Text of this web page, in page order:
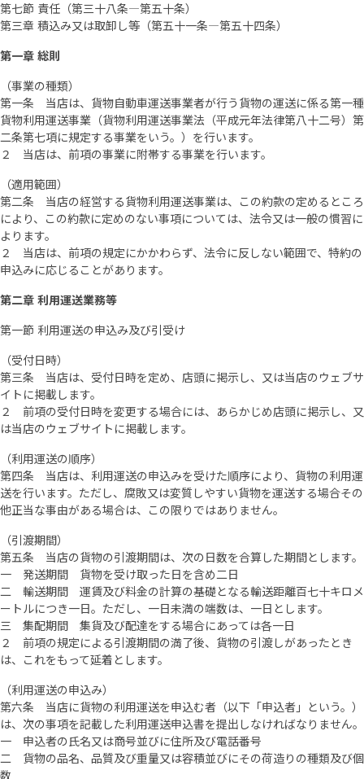
第七節 責任（第三十八条―第五十条）
第三章 積込み又は取卸し等（第五十一条―第五十四条）
第一章 総則
（事業の種類）
第一条 当店は、貨物自動車運送事業者が行う貨物の運送に係る第一種
貨物利用運送事業（貨物利用運送事業法（平成元年法律第八十二号）第
二条第七項に規定する事業をいう。）を行います。
２ 当店は、前項の事業に附帯する事業を行います。
（適用範囲）
第二条 当店の経営する貨物利用運送事業は、この約款の定めるところ
により、この約款に定めのない事項については、法令又は一般の慣習に
よります。
２ 当店は、前項の規定にかかわらず、法令に反しない範囲で、特約の
申込みに応じることがあります。
第二章 利用運送業務等
第一節 利用運送の申込み及び引受け
（受付日時）
第三条 当店は、受付日時を定め、店頭に掲示し、又は当店のウェブサ
イトに掲載します。
２ 前項の受付日時を変更する場合には、あらかじめ店頭に掲示し、又
は当店のウェブサイトに掲載します。
（利用運送の順序）
第四条 当店は、利用運送の申込みを受けた順序により、貨物の利用運
送を行います。ただし、腐敗又は変質しやすい貨物を運送する場合その
他正当な事由がある場合は、この限りではありません。
（引渡期間）
第五条 当店の貨物の引渡期間は、次の日数を合算した期間とします。
一 発送期間 貨物を受け取った日を含め二日
二 輸送期間 運賃及び料金の計算の基礎となる輸送距離百七十キロメ
ートルにつき一日。ただし、一日未満の端数は、一日とします。
三 集配期間 集貨及び配達をする場合にあっては各一日
２ 前項の規定による引渡期間の満了後、貨物の引渡しがあったとき
は、これをもって延着とします。
（利用運送の申込み）
第六条 当店に貨物の利用運送を申込む者（以下「申込者」という。）
は、次の事項を記載した利用運送申込書を提出しなければなりません。
一 申込者の氏名又は商号並びに住所及び電話番号
二 貨物の品名、品質及び重量又は容積並びにその荷造りの種類及び個
数